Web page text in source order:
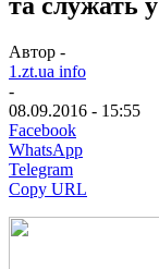
та служать
Автор -
1.zt.ua info
-
08.09.2016 - 15:55
Facebook
WhatsApp
Telegram
Copy URL